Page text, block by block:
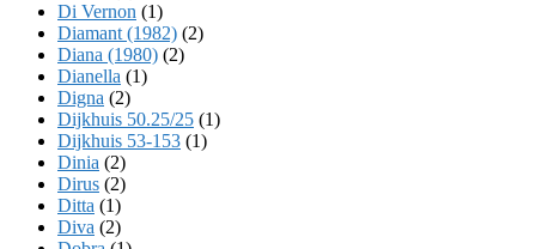
Di Vernon (1)
Diamant (1982) (2)
Diana (1980) (2)
Dianella (1)
Digna (2)
Dijkhuis 50.25/25 (1)
Dijkhuis 53-153 (1)
Dinia (2)
Dirus (2)
Ditta (1)
Diva (2)